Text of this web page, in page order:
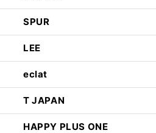
SPUR
LEE
eclat
T JAPAN
HAPPY PLUS ONE